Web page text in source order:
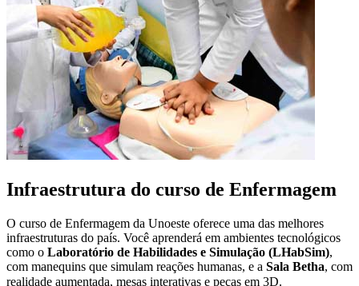
Infraestrutura do curso de Enfermagem
O curso de Enfermagem da Unoeste oferece uma das melhores
infraestruturas do país. Você aprenderá em ambientes tecnológicos
como o Laboratório de Habilidades e Simulação (LHabSim),
com manequins que simulam reações humanas, e a Sala Betha, com
realidade aumentada, mesas interativas e peças em 3D.